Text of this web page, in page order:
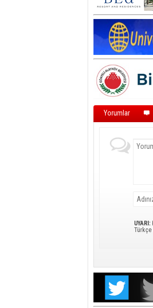
Yorumlar
UYARI:
Türkçe